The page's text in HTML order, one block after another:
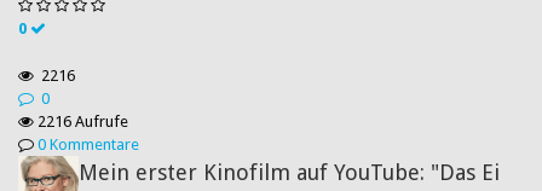
0
2216
0
2216 Aufrufe
0 Kommentare
Mein erster Kinofilm auf YouTube: "Das Ei